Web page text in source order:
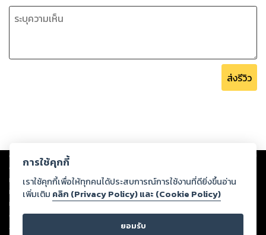
ส่งรีวิว
Copyright © 2026
ต่อผลงานหรือเนื้อหาใดที่อัปโหลดผ่านเว็บไซต์และปรากฏว่าละเมิดสิทธิใน
ทรัพย์สินทางปัญญาของบุคคลอื่นหรือขัดต่อกฎหมายและศีลธรรม ดังนั้น ผู้อ่าน
ทุกท่านโปรดใช้วิจารณญาณในการกลั่นกรองด้วยตนเอง และหากท่านพบว่าส่วน
หนึ่งส่วนใดขัดต่อกฎหมายและศีลธรรม กรุณาแจ้งมายังบริษัท เพื่อทีมงานจะได้
ดำเนินการในทันที ทั้งนี้ ทางสตอรี่ล็อกขอสงวนลิขสิทธิ์ตามพระราชบัญญัติ
ลิขสิทธิ์ พ.ศ. 2537 (ฉบับล่าสุด)
การใช้คุกกี้
เราใช้คุกกี้เพื่อให้ทุกคนได้ประสบการณ์การใช้งานที่ดียิ่งขึ้นอ่าน
เพิ่มเติม คลิก (Privacy Policy) และ (Cookie Policy)
ยอมรับ